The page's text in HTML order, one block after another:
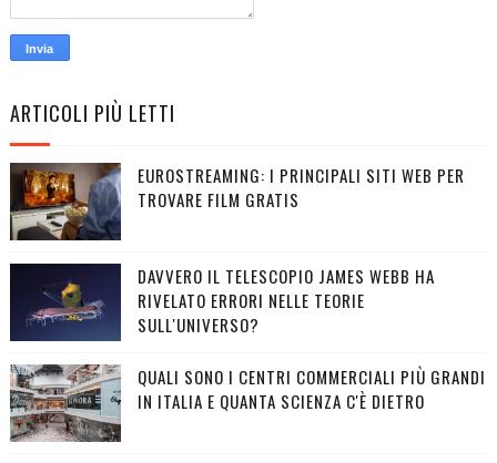
ARTICOLI PIÙ LETTI
EUROSTREAMING: I PRINCIPALI SITI WEB PER
TROVARE FILM GRATIS
DAVVERO IL TELESCOPIO JAMES WEBB HA
RIVELATO ERRORI NELLE TEORIE
SULL'UNIVERSO?
QUALI SONO I CENTRI COMMERCIALI PIÙ GRANDI
IN ITALIA E QUANTA SCIENZA C'È DIETRO